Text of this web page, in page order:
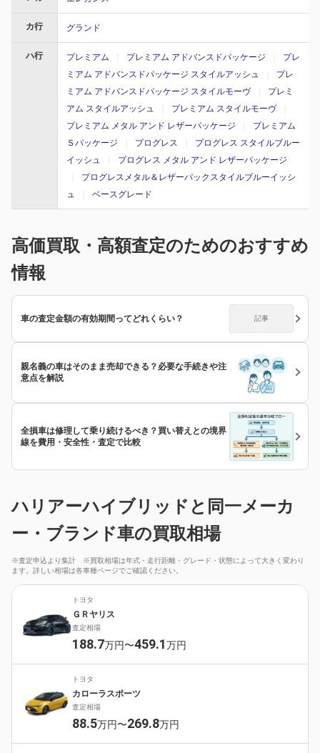
カ行 グランド
ハ行 プレミアム プレミアム アドバンスドパッケージ
プレ
ミアム アドバンスドパッケージ スタイルアッシュ
プレ
ミアム アドバンスドパッケージ スタイルモーヴ
プレミ
アム スタイルアッシュ
プレミアム スタイルモーヴ
プレミアム メタル アンド レザーパッケージ
プレミアム
Ｓパッケージ
プログレス
プログレス スタイルブルー
イッシュ
プログレス メタル アンド レザーパッケージ
プログレスメタル＆レザーパックスタイルブルーイッシ
ュ
ベースグレード
高価買取・高額査定のためのおすすめ
情報
車の査定金額の有効期間ってどれくらい？ 記事
親名義の車はそのまま売却できる？必要な手続きや注
意点を解説
全損車は修理して乗り続けるべき？買い替えとの境界
線を費用・安全性・査定で比較
ハリアーハイブリッドと同一メーカ
ー・ブランド車の買取相場
※査定申込より集計 ※買取相場は年式・走行距離・グレード・状態によって大きく変わり
ます。詳しい相場は各車種ページでご確認ください。
トヨタ
ＧＲヤリス
査定相場
188.7万円〜459.1万円
トヨタ
カローラスポーツ
査定相場
88.5万円〜269.8万円